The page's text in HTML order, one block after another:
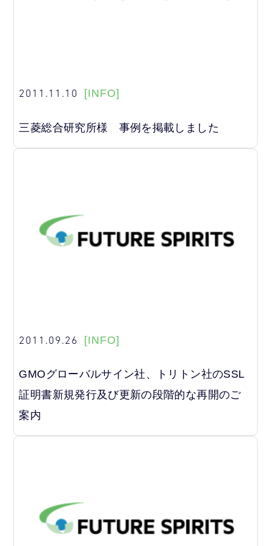
2011.11.10 [INFO]
三菱総合研究所様 事例を掲載しました
2011.09.26 [INFO]
GMOグローバルサイン社、トリトン社のSSL
証明書新規発行及び更新の段階的な再開のご
案内